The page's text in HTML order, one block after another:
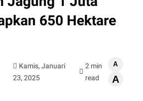
650 Hektare
Kamis, Januari
23, 2025
2 min
read
A
A